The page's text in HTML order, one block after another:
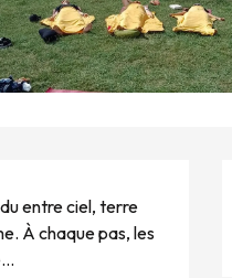
entre ciel, terre
À chaque pas, les